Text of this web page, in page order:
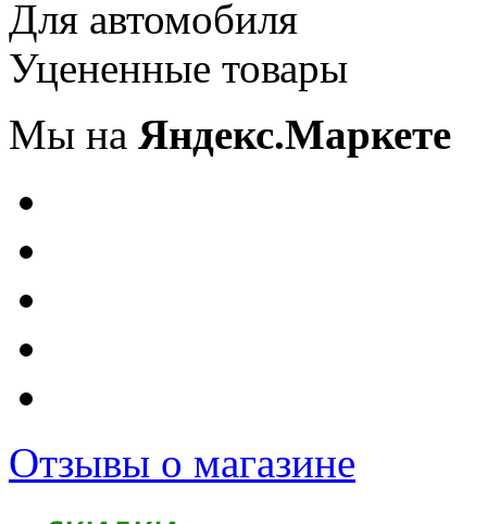
Для автомобиля
Уцененные товары
Мы на Яндекс.Маркете
Отзывы о магазине